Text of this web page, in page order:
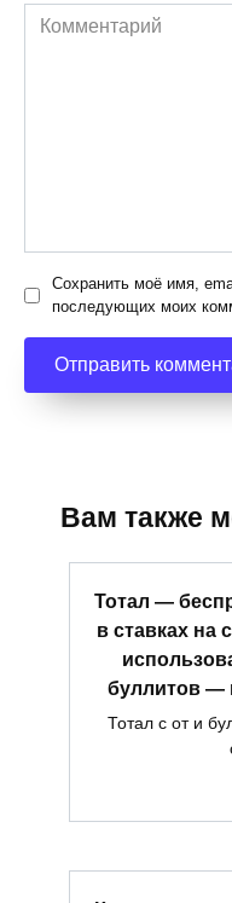
Комментарий
Сохранить моё имя,
последующих моих
Вам также
Тотал —
в ставках на
буллитов —
Тотал с от и